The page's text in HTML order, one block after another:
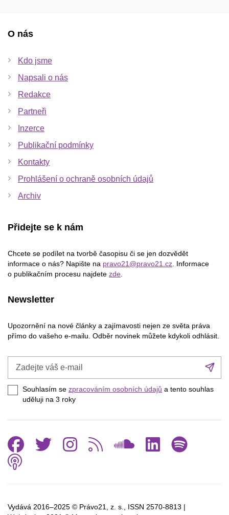
O nás
Kdo jsme
Napsali o nás
Redakce
Partneři
Inzerce
Publikační podmínky
Kontakty
Prohlášení o ochraně osobních údajů
Archiv
Přidejte se k nám
Chcete se podílet na tvorbě časopisu či se jen dozvědět
informace o nás? Napište na pravo21@pravo21.cz . Informace
o publikačním procesu najdete zde
Newsletter
Upozornění na nové články a zajímavosti nejen ze světa práva
přímo do vašeho e-mailu. Odběr novinek můžete kdykoli odhlásit.
e-
mail
Souhlasím se zpracováním osobních údajů a tento souhlas
uděluji na 3 roky
Vydává 2016–2025 © Právo21, z. s., ISSN 2570-8813 |
Facebook
Twitter
Instagram
RSS
Podcast